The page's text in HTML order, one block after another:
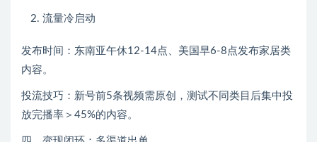
流量冷启动
发布时间：东南亚午休12-14点、美国早6-8点发布家居类
内容。
投流技巧：新号前5条视频需原创，测试不同类目后集中投
放完播率＞45%的内容。